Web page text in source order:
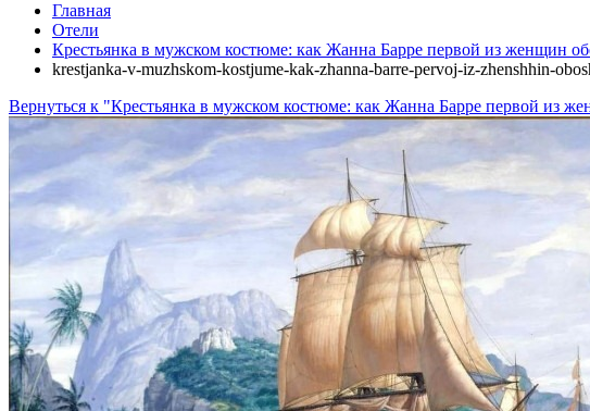
Главная
Отели
Крестьянка в мужском костюме: как Жанна Барре первой из женщин
krestjanka-v-muzhskom-kostjume-kak-zhanna-barre-pervoj-iz-zhenshhin-
Вернуться к "Крестьянка в мужском костюме: как Жанна Барре первой из